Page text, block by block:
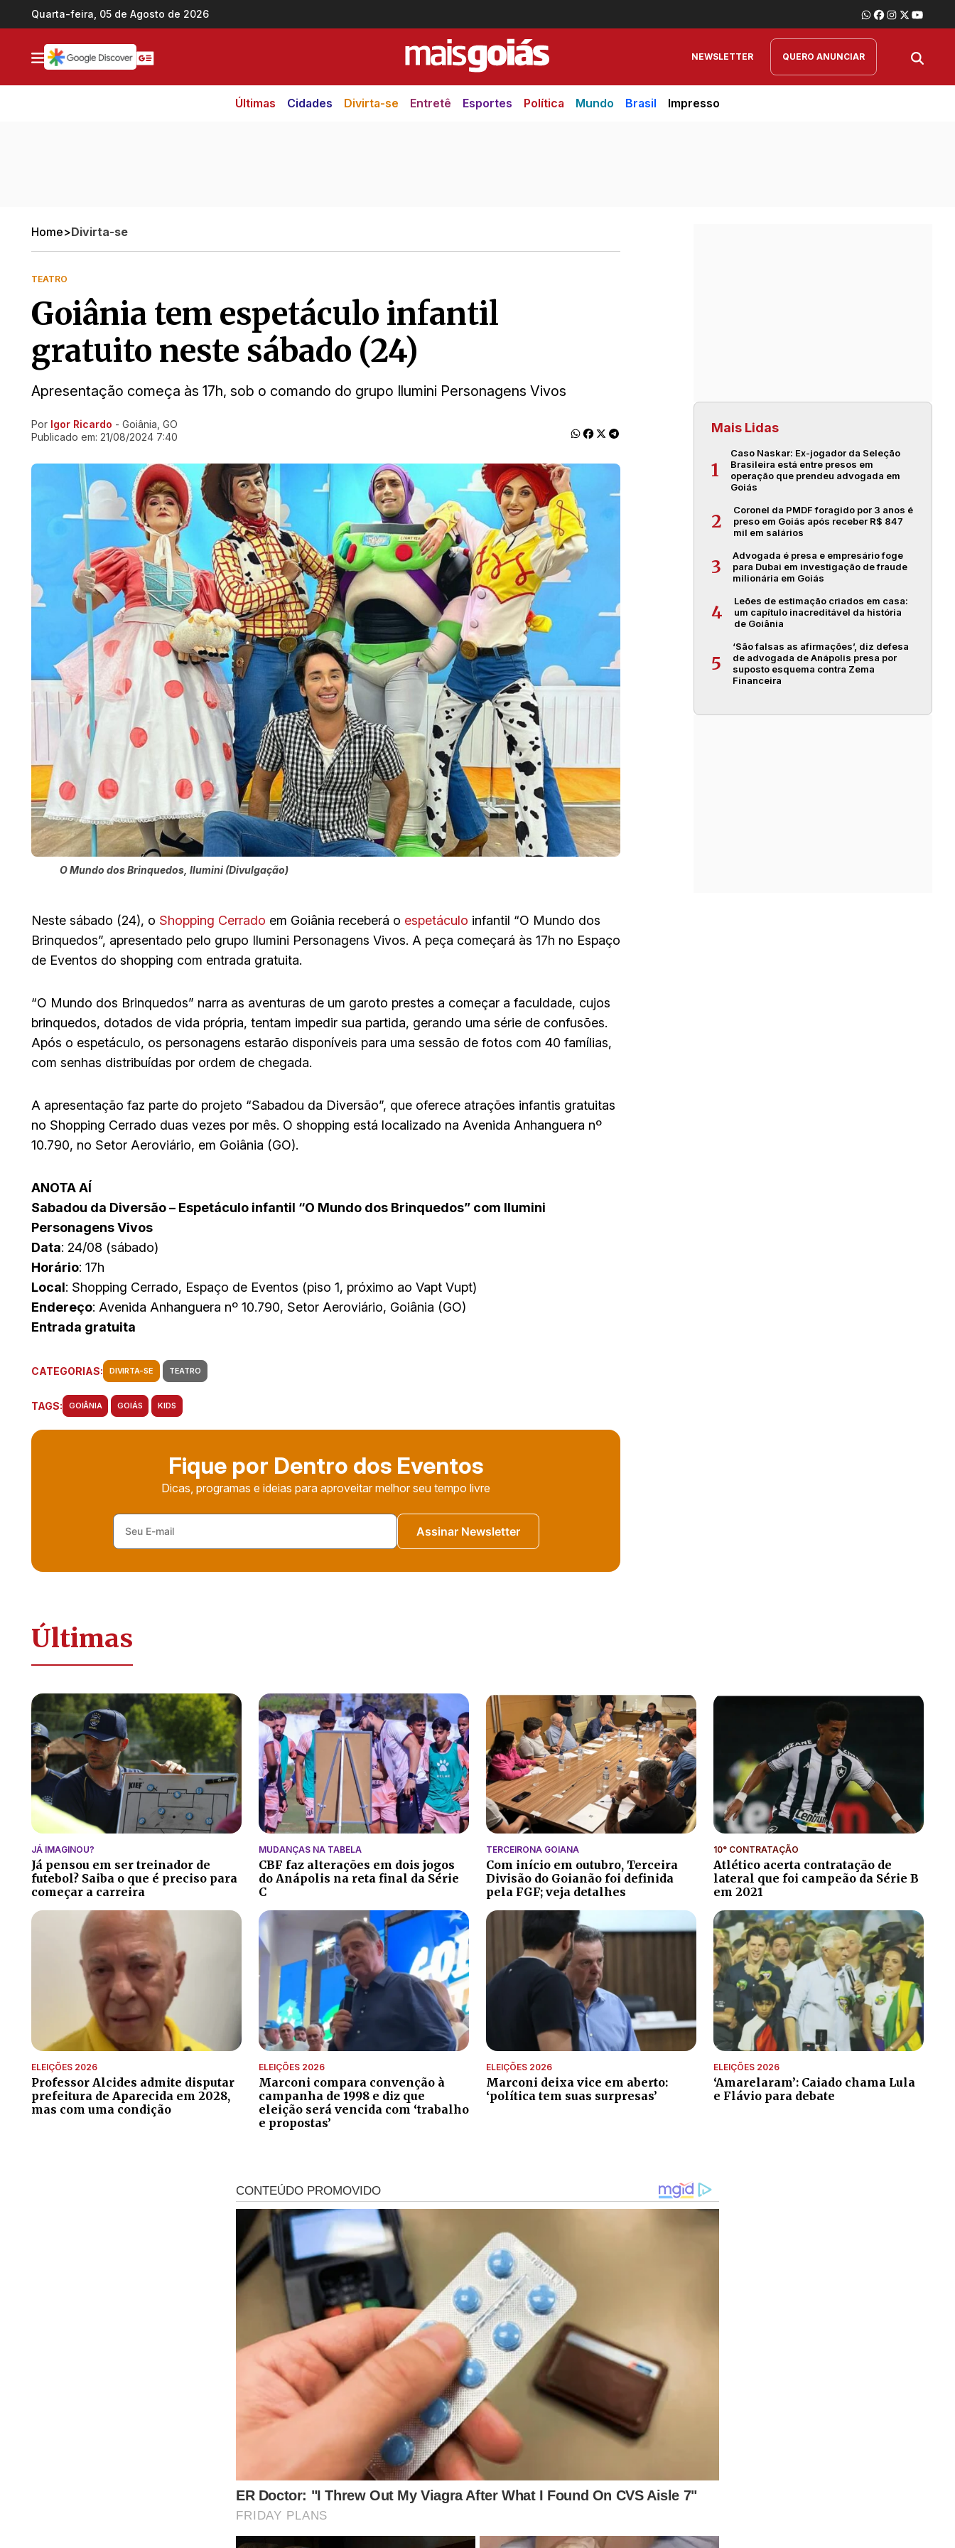
Ir direto pro conteúdo
Quarta-feira, 05 de Agosto de 2026
NEWSLETTER QUERO ANUNCIAR
Últimas Cidades Divirta-se Entretê Esportes Política Mundo Brasil Impresso
Home>Divirta-se
TEATRO
Goiânia tem espetáculo infantil
gratuito neste sábado (24)
Apresentação começa às 17h, sob o comando do grupo Ilumini Personagens Vivos
Ir direto pra matéria
Por Igor Ricardo - Goiânia, GO
Publicado em: 21/08/2024 7:40
O Mundo dos Brinquedos, Ilumini (Divulgação)
Neste sábado (24), o Shopping Cerrado em Goiânia receberá o espetáculo infantil “O Mundo dos
Brinquedos”, apresentado pelo grupo Ilumini Personagens Vivos. A peça começará às 17h no Espaço
de Eventos do shopping com entrada gratuita.
“O Mundo dos Brinquedos” narra as aventuras de um garoto prestes a começar a faculdade, cujos
brinquedos, dotados de vida própria, tentam impedir sua partida, gerando uma série de confusões.
Após o espetáculo, os personagens estarão disponíveis para uma sessão de fotos com 40 famílias,
com senhas distribuídas por ordem de chegada.
A apresentação faz parte do projeto “Sabadou da Diversão”, que oferece atrações infantis gratuitas
no Shopping Cerrado duas vezes por mês. O shopping está localizado na Avenida Anhanguera nº
10.790, no Setor Aeroviário, em Goiânia (GO).
ANOTA AÍ
Sabadou da Diversão – Espetáculo infantil “O Mundo dos Brinquedos” com Ilumini
Personagens Vivos
Data: 24/08 (sábado)
Horário: 17h
Local: Shopping Cerrado, Espaço de Eventos (piso 1, próximo ao Vapt Vupt)
Endereço: Avenida Anhanguera nº 10.790, Setor Aeroviário, Goiânia (GO)
Entrada gratuita
CATEGORIAS: DIVIRTA-SE TEATRO
TAGS: GOIÂNIA GOIÁS KIDS
Fique por Dentro dos Eventos
Dicas, programas e ideias para aproveitar melhor seu tempo livre
Assinar Newsletter
Mais Lidas
1
Caso Naskar: Ex-jogador da Seleção
Brasileira está entre presos em
operação que prendeu advogada em
Goiás
2
Coronel da PMDF foragido por 3 anos é
preso em Goiás após receber R$ 847
mil em salários
3
Advogada é presa e empresário foge
para Dubai em investigação de fraude
milionária em Goiás
4
Leões de estimação criados em casa:
um capítulo inacreditável da história
de Goiânia
5
‘São falsas as afirmações’, diz defesa
de advogada de Anápolis presa por
suposto esquema contra Zema
Financeira
Últimas
JÁ IMAGINOU?
Já pensou em ser treinador de
futebol? Saiba o que é preciso para
começar a carreira
MUDANÇAS NA TABELA
CBF faz alterações em dois jogos
do Anápolis na reta final da Série
C
TERCEIRONA GOIANA
Com início em outubro, Terceira
Divisão do Goianão foi definida
pela FGF; veja detalhes
10° CONTRATAÇÃO
Atlético acerta contratação de
lateral que foi campeão da Série B
em 2021
ELEIÇÕES 2026
Professor Alcides admite disputar
prefeitura de Aparecida em 2028,
mas com uma condição
ELEIÇÕES 2026
Marconi compara convenção à
campanha de 1998 e diz que
eleição será vencida com ‘trabalho
e propostas’
ELEIÇÕES 2026
Marconi deixa vice em aberto:
‘política tem suas surpresas’
ELEIÇÕES 2026
‘Amarelaram’: Caiado chama Lula
e Flávio para debate